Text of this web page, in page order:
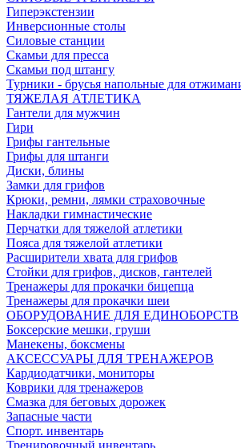
Гиперэкстензии
Инверсионные столы
Силовые станции
Скамьи для пресса
Скамьи под штангу
Турники - брусья напольные для
ТЯЖЕЛАЯ АТЛЕТИКА
Гантели для мужчин
Гири
Грифы гантельные
Грифы для штанги
Диски, блины
Замки для грифов
Крюки, ремни, лямки страховочные
Накладки гимнастические
Перчатки для тяжелой атлетики
Пояса для тяжелой атлетики
Расширители хвата для грифов
Стойки для грифов, дисков, гантелей
Тренажеры для прокачки бицепца
Тренажеры для прокачки шеи
ОБОРУДОВАНИЕ ДЛЯ ЕДИНОБОРСТВ
Боксерские мешки, груши
Манекены, боксмены
АКСЕССУАРЫ ДЛЯ ТРЕНАЖЕРОВ
Кардиодатчики, мониторы
Коврики для тренажеров
Смазка для беговых дорожек
Запасные части
Спорт. инвентарь
Тренировочный инвентарь